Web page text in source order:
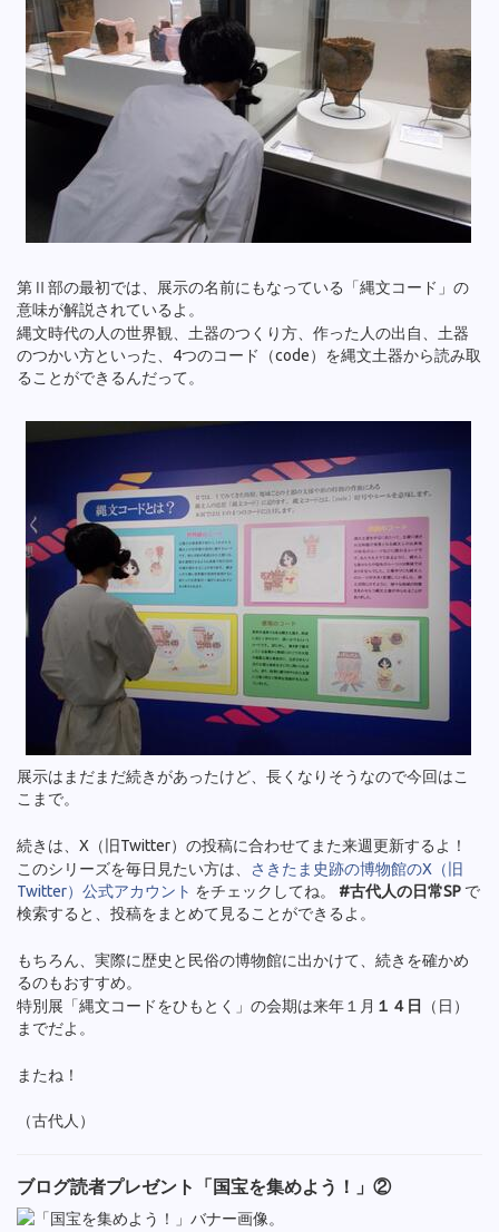
第Ⅱ部の最初では、展示の名前にもなっている「縄文コード」の
意味が解説されているよ。
縄文時代の人の世界観、土器のつくり方、作った人の出自、土器
のつかい方といった、4つのコード（code）を縄文土器から読み取
ることができるんだって。
展示はまだまだ続きがあったけど、長くなりそうなので今回はこ
こまで。
続きは、X（旧Twitter）の投稿に合わせてまた来週更新するよ！
このシリーズを毎日見たい方は、
さきたま史跡の博物館のX（旧
Twitter）公式アカウント をチェックしてね。 #古代人の日常SP で
検索すると、投稿をまとめて見ることができるよ。
もちろん、実際に歴史と民俗の博物館に出かけて、続きを確かめ
るのもおすすめ。
特別展「縄文コードをひもとく」の会期は来年１月 １４日
（日）
までだよ。
またね！
（古代人）
ブログ読者プレゼント「国宝を集めよう！」②